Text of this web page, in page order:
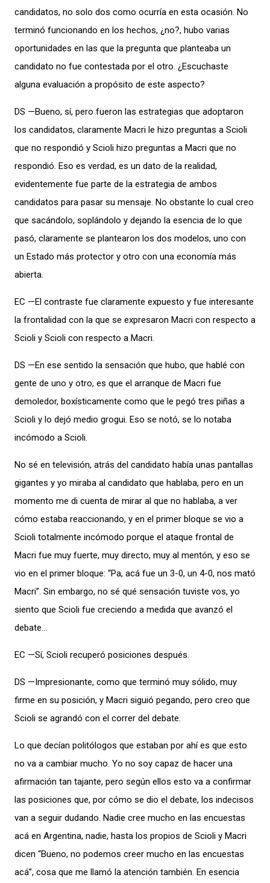
candidatos, no solo dos como ocurría en esta ocasión. No
terminó funcionando en los hechos, ¿no?, hubo varias
oportunidades en las que la pregunta que planteaba un
candidato no fue contestada por el otro. ¿Escuchaste
alguna evaluación a propósito de este aspecto?
DS —Bueno, sí, pero fueron las estrategias que adoptaron
los candidatos, claramente Macri le hizo preguntas a Scioli
que no respondió y Scioli hizo preguntas a Macri que no
respondió. Eso es verdad, es un dato de la realidad,
evidentemente fue parte de la estrategia de ambos
candidatos para pasar su mensaje. No obstante lo cual creo
que sacándolo, soplándolo y dejando la esencia de lo que
pasó, claramente se plantearon los dos modelos, uno con
un Estado más protector y otro con una economía más
abierta.
EC —El contraste fue claramente expuesto y fue interesante
la frontalidad con la que se expresaron Macri con respecto a
Scioli y Scioli con respecto a Macri.
DS —En ese sentido la sensación que hubo, que hablé con
gente de uno y otro, es que el arranque de Macri fue
demoledor, boxísticamente como que le pegó tres piñas a
Scioli y lo dejó medio grogui. Eso se notó, se lo notaba
incómodo a Scioli.
No sé en televisión, atrás del candidato había unas pantallas
gigantes y yo miraba al candidato que hablaba, pero en un
momento me di cuenta de mirar al que no hablaba, a ver
cómo estaba reaccionando, y en el primer bloque se vio a
Scioli totalmente incómodo porque el ataque frontal de
Macri fue muy fuerte, muy directo, muy al mentón, y eso se
vio en el primer bloque: “Pa, acá fue un 3-0, un 4-0, nos mató
Macri”. Sin embargo, no sé qué sensación tuviste vos, yo
siento que Scioli fue creciendo a medida que avanzó el
debate…
EC —Sí, Scioli recuperó posiciones después.
DS —Impresionante, como que terminó muy sólido, muy
firme en su posición, y Macri siguió pegando, pero creo que
Scioli se agrandó con el correr del debate.
Lo que decían politólogos que estaban por ahí es que esto
no va a cambiar mucho. Yo no soy capaz de hacer una
afirmación tan tajante, pero según ellos esto va a confirmar
las posiciones que, por cómo se dio el debate, los indecisos
van a seguir dudando. Nadie cree mucho en las encuestas
acá en Argentina, nadie, hasta los propios de Scioli y Macri
dicen “Bueno, no podemos creer mucho en las encuestas
acá”, cosa que me llamó la atención también. En esencia